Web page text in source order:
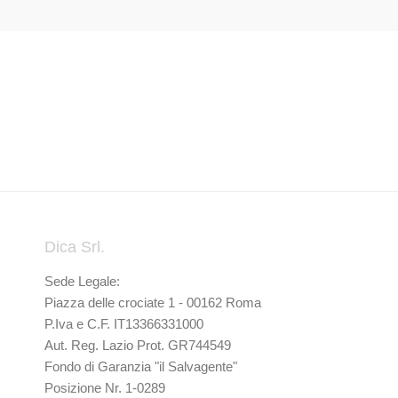
Dica Srl.
Sede Legale:
Piazza delle crociate 1 - 00162 Roma
P.Iva e C.F. IT13366331000
Aut. Reg. Lazio Prot. GR744549
Fondo di Garanzia "il Salvagente"
Posizione Nr. 1-0289